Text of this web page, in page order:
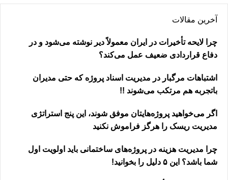
آخرین مقالات
چرا لایحه تأخیرات در ایران معمولاً دیر نوشته می‌شود و در
دفاع قراردادی ضعیف عمل می‌کند؟
اشتباهات مرگبار در مدیریت اسناد پروژه که حتی مدیران
باتجربه هم مرتکب می‌شوند !!
اگر می‌خواهید پروژه‌هایتان موفق شوند، این پنج استراتژی
مدیریت ریسک را هرگز فراموش نکنید
چرا مدیریت هزینه در پروژه‌های ساختمانی باید اولویت اول
شما باشد؟ این ۵ دلیل را بخوانید!